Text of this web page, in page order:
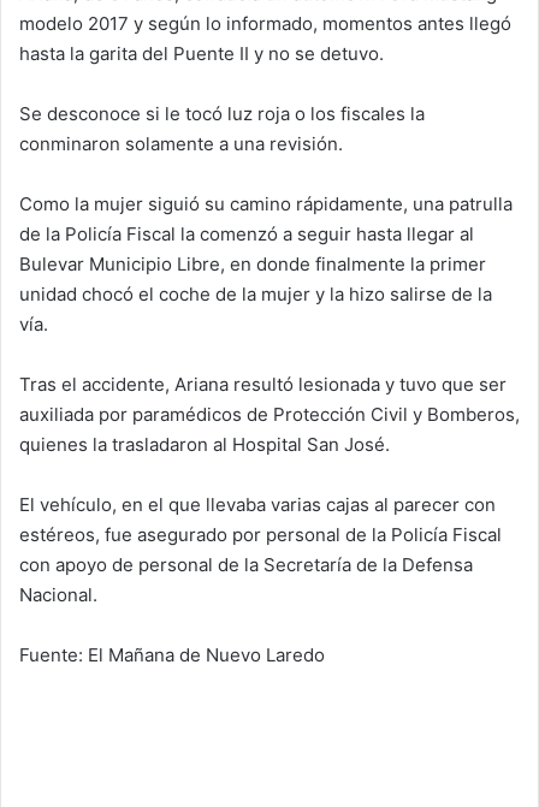
modelo 2017 y según lo informado, momentos antes llegó
hasta la garita del Puente II y no se detuvo.
Se desconoce si le tocó luz roja o los fiscales la
conminaron solamente a una revisión.
Como la mujer siguió su camino rápidamente, una patrulla
de la Policía Fiscal la comenzó a seguir hasta llegar al
Bulevar Municipio Libre, en donde finalmente la primer
unidad chocó el coche de la mujer y la hizo salirse de la
vía.
Tras el accidente, Ariana resultó lesionada y tuvo que ser
auxiliada por paramédicos de Protección Civil y Bomberos,
quienes la trasladaron al Hospital San José.
El vehículo, en el que llevaba varias cajas al parecer con
estéreos, fue asegurado por personal de la Policía Fiscal
con apoyo de personal de la Secretaría de la Defensa
Nacional.
Fuente: El Mañana de Nuevo Laredo